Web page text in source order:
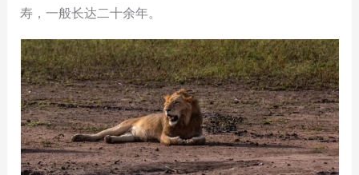
寿，一般长达二十余年。